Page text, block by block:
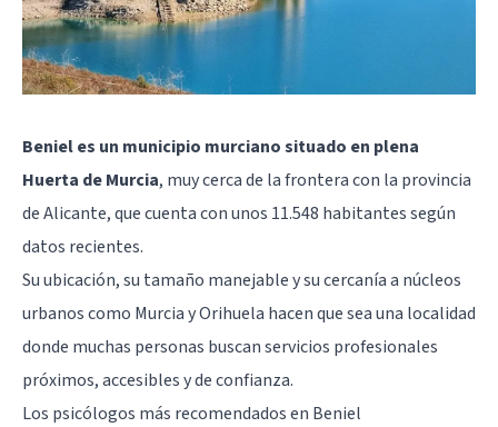
Beniel es un municipio murciano situado en plena
Huerta de Murcia, muy cerca de la frontera con la provincia
de Alicante, que cuenta con unos 11.548 habitantes según
datos recientes.
Su ubicación, su tamaño manejable y su cercanía a núcleos
urbanos como Murcia y Orihuela hacen que sea una localidad
donde muchas personas buscan servicios profesionales
próximos, accesibles y de confianza.
Los psicólogos más recomendados en Beniel